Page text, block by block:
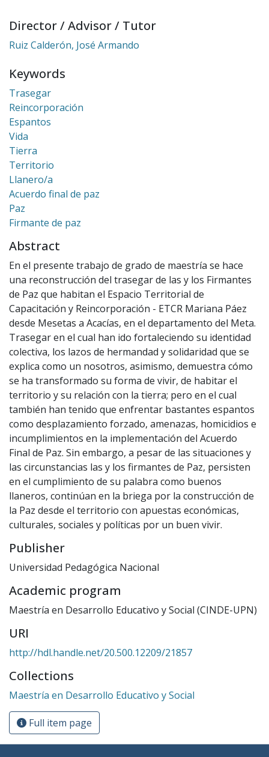
Director / Advisor / Tutor
Ruiz Calderón, José Armando
Keywords
Trasegar
Reincorporación
Espantos
Vida
Tierra
Territorio
Llanero/a
Acuerdo final de paz
Paz
Firmante de paz
Abstract
En el presente trabajo de grado de maestría se hace
una reconstrucción del trasegar de las y los Firmantes
de Paz que habitan el Espacio Territorial de
Capacitación y Reincorporación - ETCR Mariana Páez
desde Mesetas a Acacías, en el departamento del Meta.
Trasegar en el cual han ido fortaleciendo su identidad
colectiva, los lazos de hermandad y solidaridad que se
explica como un nosotros, asimismo, demuestra cómo
se ha transformado su forma de vivir, de habitar el
territorio y su relación con la tierra; pero en el cual
también han tenido que enfrentar bastantes espantos
como desplazamiento forzado, amenazas, homicidios e
incumplimientos en la implementación del Acuerdo
Final de Paz. Sin embargo, a pesar de las situaciones y
las circunstancias las y los firmantes de Paz, persisten
en el cumplimiento de su palabra como buenos
llaneros, continúan en la briega por la construcción de
la Paz desde el territorio con apuestas económicas,
culturales, sociales y políticas por un buen vivir.
Publisher
Universidad Pedagógica Nacional
Academic program
Maestría en Desarrollo Educativo y Social (CINDE-UPN)
URI
http://hdl.handle.net/20.500.12209/21857
Collections
Maestría en Desarrollo Educativo y Social
Full item page